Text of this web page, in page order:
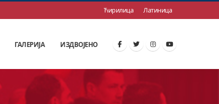
Ћирилица Латиница
ГАЛЕРИЈА ИЗДВОЈЕНО